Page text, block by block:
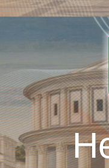
Skip